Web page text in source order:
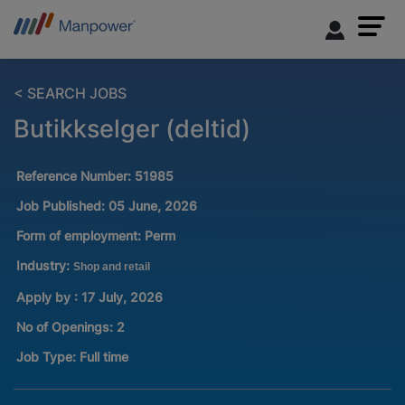
< SEARCH JOBS
Butikkselger (deltid)
Reference Number: 51985
Job Published: 05 June, 2026
Form of employment: Perm
Industry: Shop and retail
Apply by : 17 July, 2026
No of Openings: 2
Job Type: Full time